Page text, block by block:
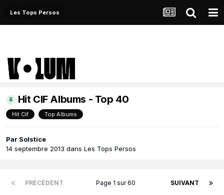
Les Tops Persos
Hit CIF Albums - Top 40
Hit Cif Top Albums
Par Solstice
14 septembre 2013 dans Les Tops Persos
PRÉCÉDENT SUIVANT
Page 1 sur 60